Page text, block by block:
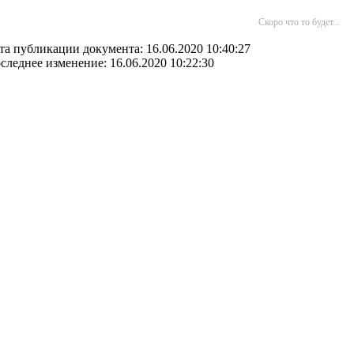
Скоро что то будет...
публикации документа: 16.06.2020 10:40:27
изменение: 16.06.2020 10:22:30